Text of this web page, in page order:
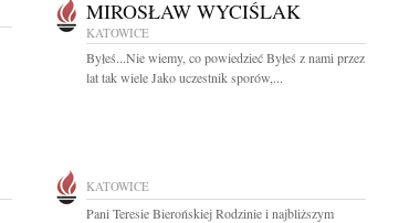
MIROSŁAW WYCIŚLAK
KATOWICE
Byłeś...Nie wiemy, co powiedzieć Byłeś z nami przez
lat tak wiele Jako uczestnik sporów,...
KATOWICE
Pani Teresie Bierońskiej Rodzinie i najbliższym